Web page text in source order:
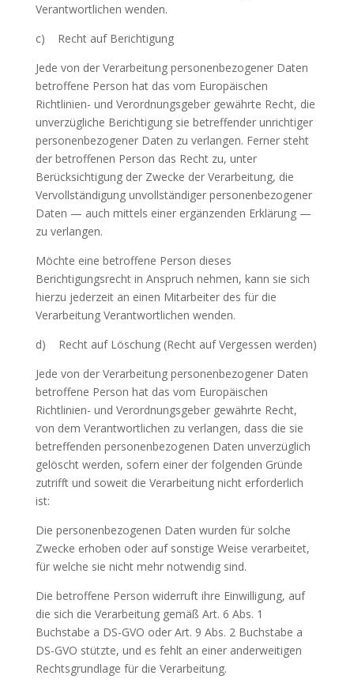
Verantwortlichen wenden.
c) Recht auf Berichtigung
Jede von der Verarbeitung personenbezogener Daten
betroffene Person hat das vom Europäischen
Richtlinien- und Verordnungsgeber gewährte Recht, die
unverzügliche Berichtigung sie betreffender unrichtiger
personenbezogener Daten zu verlangen. Ferner steht
der betroffenen Person das Recht zu, unter
Berücksichtigung der Zwecke der Verarbeitung, die
Vervollständigung unvollständiger personenbezogener
Daten — auch mittels einer ergänzenden Erklärung —
zu verlangen.
Möchte eine betroffene Person dieses
Berichtigungsrecht in Anspruch nehmen, kann sie sich
hierzu jederzeit an einen Mitarbeiter des für die
Verarbeitung Verantwortlichen wenden.
d) Recht auf Löschung (Recht auf Vergessen werden)
Jede von der Verarbeitung personenbezogener Daten
betroffene Person hat das vom Europäischen
Richtlinien- und Verordnungsgeber gewährte Recht,
von dem Verantwortlichen zu verlangen, dass die sie
betreffenden personenbezogenen Daten unverzüglich
gelöscht werden, sofern einer der folgenden Gründe
zutrifft und soweit die Verarbeitung nicht erforderlich
ist:
Die personenbezogenen Daten wurden für solche
Zwecke erhoben oder auf sonstige Weise verarbeitet,
für welche sie nicht mehr notwendig sind.
Die betroffene Person widerruft ihre Einwilligung, auf
die sich die Verarbeitung gemäß Art. 6 Abs. 1
Buchstabe a DS-GVO oder Art. 9 Abs. 2 Buchstabe a
DS-GVO stützte, und es fehlt an einer anderweitigen
Rechtsgrundlage für die Verarbeitung.